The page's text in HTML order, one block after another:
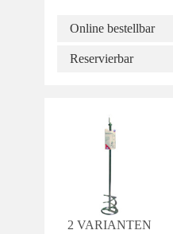
Online bestellbar
Reservierbar
2 VARIANTEN